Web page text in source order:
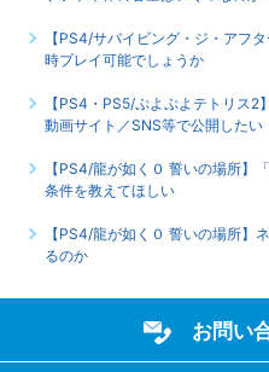
【PS4/サバイビング・ジ・アフ
時プレイ可能でしょうか
【PS4・PS5/ぷよぷよテトリス2
動画サイト／SNS等で公開したい
【PS4/龍が如く０ 誓いの場所】
条件を教えてほしい
【PS4/龍が如く０ 誓いの場所】
るのか
お問い